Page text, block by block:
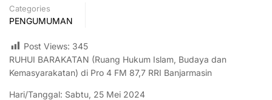
Categories
PENGUMUMAN
Post Views: 345
RUHUI BARAKATAN (Ruang Hukum Islam, Budaya dan
Kemasyarakatan) di Pro 4 FM 87,7 RRI Banjarmasin
Hari/Tanggal: Sabtu, 25 Mei 2024